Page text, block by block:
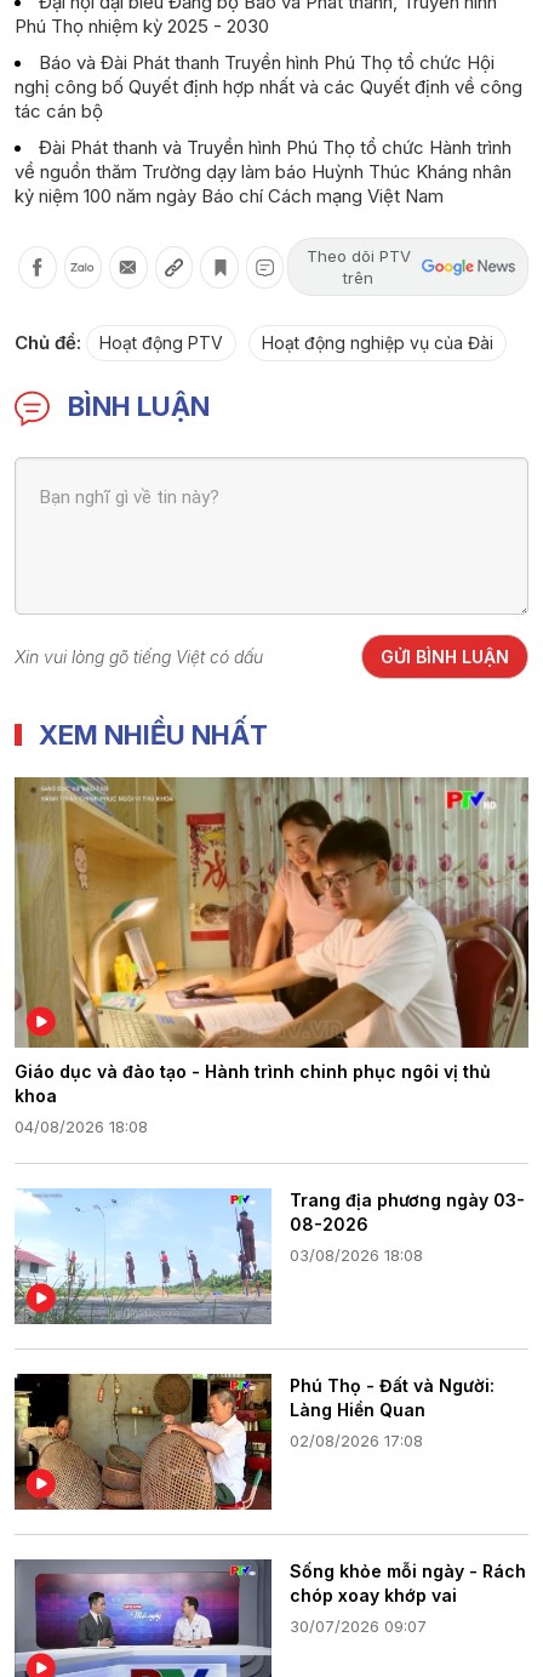
Phú Thọ nhiệm kỳ 2025 - 2030
Báo và Đài Phát thanh Truyền hình Phú Thọ tổ chức Hội
nghị công bố Quyết định hợp nhất và các Quyết định về công
tác cán bộ
Đài Phát thanh và Truyền hình Phú Thọ tổ chức Hành trình
về nguồn thăm Trường dạy làm báo Huỳnh Thúc Kháng nhân
kỷ niệm 100 năm ngày Báo chí Cách mạng Việt Nam
Theo dõi PTV
trên
Chủ đề: Hoạt động PTV Hoạt động nghiệp vụ của Đài
BÌNH LUẬN
Xin vui lòng gõ tiếng Việt có dấu GỬI BÌNH LUẬN
XEM NHIỀU NHẤT
Giáo dục và đào tạo - Hành trình chinh phục ngôi vị thủ
khoa
04/08/2026 18:08
Trang địa phương ngày 03-
08-2026
03/08/2026 18:08
Phú Thọ - Đất và Người:
Làng Hiền Quan
02/08/2026 17:08
Sống khỏe mỗi ngày - Rách
chóp xoay khớp vai
30/07/2026 09:07